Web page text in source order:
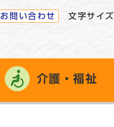
お問い合わせ 文字サイズ
介護・福祉